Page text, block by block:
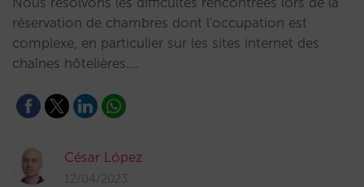
réservation de chambres dont l'occupation est
complexe, en particulier sur les sites internet des
chaînes hôtelières.…
César López
12/04/2023